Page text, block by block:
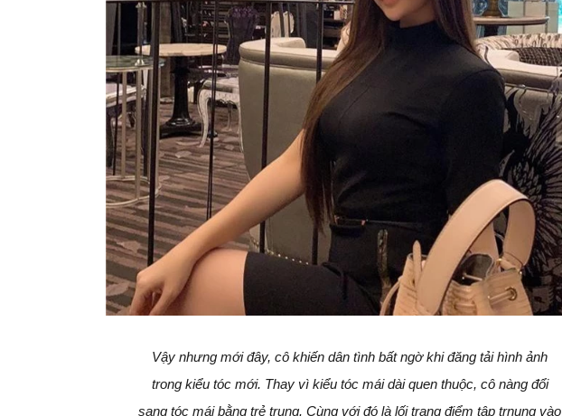
Vậy nhưng mới đây, cô khiến dân tình bất ngờ khi đăng tải hình ảnh
trong kiểu tóc mới. Thay vì kiểu tóc mái dài quen thuộc, cô nàng đổi
sang tóc mái bằng trẻ trung. Cùng với đó là lối trang điểm tập trnung vào